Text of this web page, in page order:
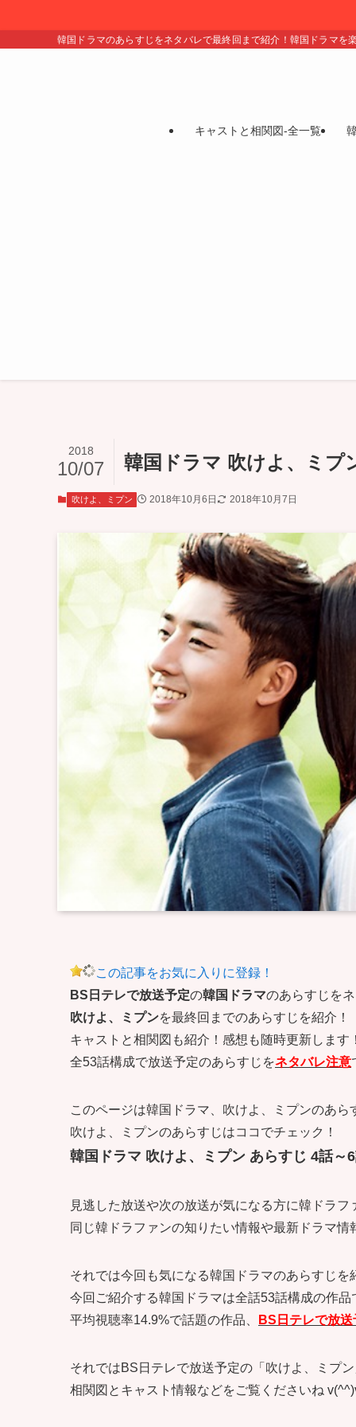
韓国ドラマのあらすじをネタバレで最終回まで紹介！韓国ドラマを
キャストと相関図-全一覧
韓国ドラマ 吹けよ、ミプ
2018
10/07
吹けよ、ミプン 2018年10月6日 2018年10月7日
この記事をお気に入りに登録！
BS日テレで放送予定の韓国ドラマのあらすじを
吹けよ、ミプンを最終回までのあらすじを紹介！
キャストと相関図も紹介！感想も随時更新します
全53話構成で放送予定のあらすじをネタバレ注意
このページは韓国ドラマ、吹けよ、ミプンのあ
吹けよ、ミプンのあらすじはココでチェック！
韓国ドラマ 吹けよ、ミプン あらすじ 4話～
見逃した放送や次の放送が気になる方に韓ドラ
同じ韓ドラファンの知りたい情報や最新ドラマ
それでは今回も気になる韓国ドラマのあらすじを
今回ご紹介する韓国ドラマは全話53話構成の作品
平均視聴率14.9%で話題の作品、
BS日テレで放送
それではBS日テレで放送予定の「吹けよ、ミプ
相関図とキャスト情報などをご覧くださいね